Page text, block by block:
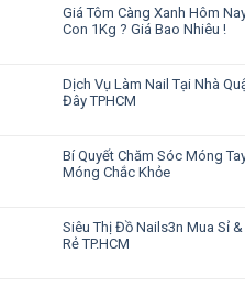
Giá Tôm Càng Xanh Hôm
Con 1Kg ? Giá Bao Nhiêu !
Dịch Vụ Làm Nail Tại Nhà
Đây TPHCM
Bí Quyết Chăm Sóc Móng
Móng Chắc Khỏe
Siêu Thị Đồ Nails3n Mua Sỉ &
Rẻ TP.HCM